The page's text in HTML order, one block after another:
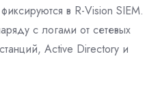
в R-Vision SIEM.
с логами от сетевых
Active Directory и